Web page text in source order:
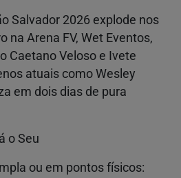
Salvador 2026 explode nos
na Arena FV, Wet Eventos,
Caetano Veloso e Ivete
atuais como Wesley
em dois dias de pura
o Seu
ou em pontos físicos: